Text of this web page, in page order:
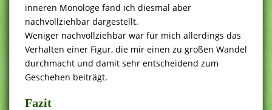
inneren Monologe fand ich diesmal aber
nachvollziehbar dargestellt.
Weniger nachvollziehbar war für mich allerdings das
Verhalten einer Figur, die mir einen zu großen Wandel
durchmacht und damit sehr entscheidend zum
Geschehen beiträgt.
Fazit